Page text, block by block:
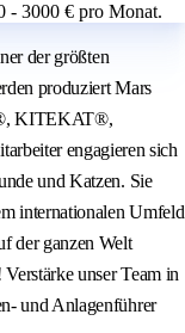
- 3000 € pro Monat.
der größten
produziert Mars
KITEKAT®,
engagieren sich
und Katzen. Sie
internationalen Umfeld
der ganzen Welt
unser Team in
und Anlagenführer